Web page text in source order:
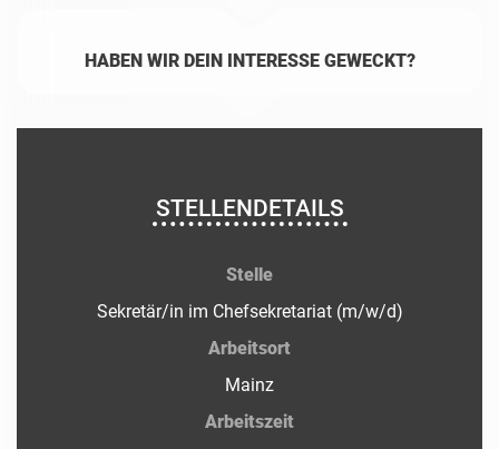
HABEN WIR DEIN INTERESSE GEWECKT?
STELLENDETAILS
Stelle
Sekretär/in im Chefsekretariat (m/w/d)
Arbeitsort
Mainz
Arbeitszeit